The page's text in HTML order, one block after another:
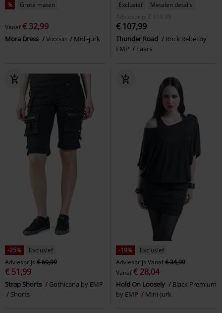
% Grote maten
Vanaf€ 32,99
Mora Dress Vixxsin Midi-jurk
Exclusief
Metalen details
Adviesprijs
€ 119,99
€ 107,99
Thunder Road
Rock Rebel by
EMP
Laars
-25%
Exclusief
Adviesprijs € 69,99
€ 51,99
Strap Shorts
Gothicana by EMP
Shorts
-19%
Exclusief
Adviesprijs Vanaf€ 34,99
Vanaf€ 28,04
Hold On Loosely
Black Premium
by EMP
Mini-jurk